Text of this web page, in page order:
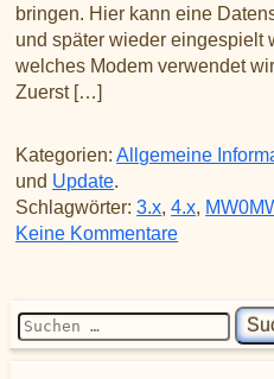
bringen. Hier kann eine
und später wieder eingespielt
welches Modem verwendet
Zuerst […]
Kategorien: Allgemeine
und Update.
Schlagwörter: 3.x,4.x,
Keine Kommentarezu Kein
Suchen nach: